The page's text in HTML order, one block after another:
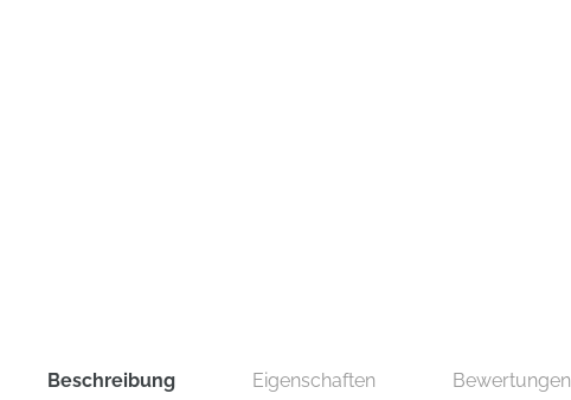
Beschreibung Eigenschaften Bewertungen